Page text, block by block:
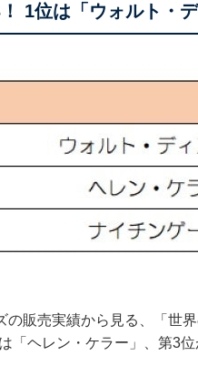
1位は「ウォルト・デ
の販売実績から見る、「世
「ヘレン・ケラー」、第3